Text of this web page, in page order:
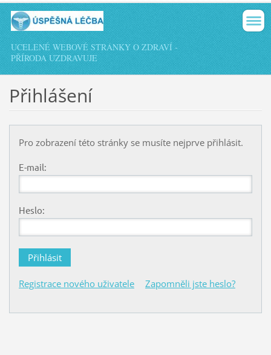
UCELENÉ WEBOVÉ STRÁNKY O ZDRAVÍ -
PŘÍRODA UZDRAVUJE
Přihlášení
Pro zobrazení této stránky se musíte nejprve přihlásit.
E-mail:
Heslo:
Registrace nového uživatele Zapomněli jste heslo?